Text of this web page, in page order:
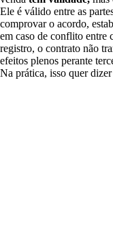
Ele é válido entre as
comprovar o acordo,
em caso de conflito entre
registro, o contrato não
efeitos plenos perante
Na prática, isso quer